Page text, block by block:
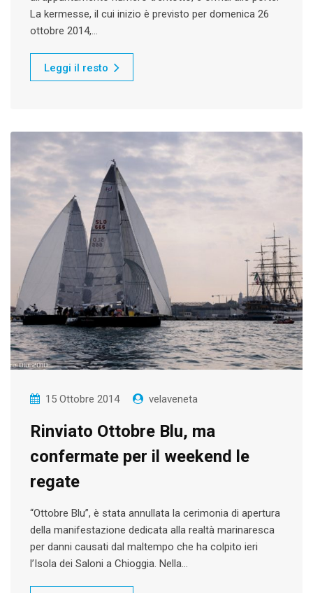
La kermesse, il cui inizio è previsto per domenica 26
ottobre 2014,…
Leggi il resto
15 Ottobre 2014 velaveneta
Rinviato Ottobre Blu, ma
confermate per il weekend le
regate
“Ottobre Blu”, è stata annullata la cerimonia di apertura
della manifestazione dedicata alla realtà marinaresca
per danni causati dal maltempo che ha colpito ieri
l’Isola dei Saloni a Chioggia. Nella…